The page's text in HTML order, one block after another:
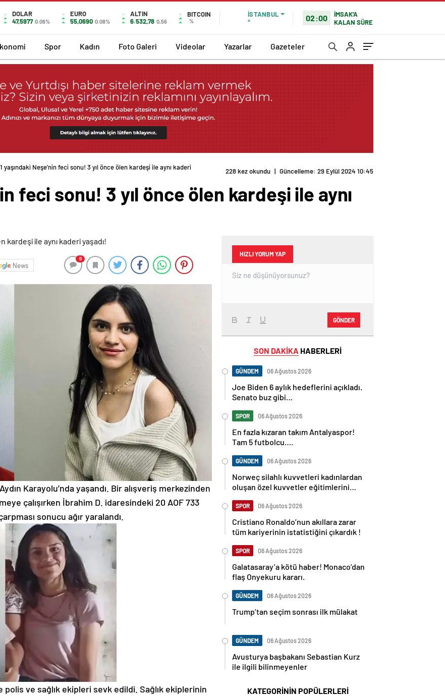
DOLAR
47,5977 0.06%
EURO
55,0690 0.08%
ALTIN
6.532,78 0,56
BITCOIN
%
İSTANBUL
°
02:00
İMSAK'A
KALAN SÜRE
Spor Kadın Foto Galeri Videolar Yazarlar Gazeteler
yaşındaki Neşe’nin feci sonu! 3 yıl önce ölen kardeşi ile aynı kaderi
228 kez okundu | Güncelleme: 29 Eylül 2024 10:45
feci sonu! 3 yıl önce ölen kardeşi ile aynı
News
0
Karayolu’nda yaşandı. Bir alışveriş merkezinden
çalışırken İbrahim D. idaresindeki 20 AOF 733
sonucu ağır yaralandı.
ve sağlık ekipleri sevk edildi. Sağlık ekiplerinin
HIZLI YORUM YAP
GÖNDER
SON DAKİKA HABERLERİ
GÜNDEM 06 Ağustos 2026
Joe Biden 6 aylık hedeflerini açıkladı.
Senato buz gibi…
SPOR 06 Ağustos 2026
En fazla kızaran takım Antalyaspor!
Tam 5 futbolcu….
GÜNDEM 06 Ağustos 2026
Norweç silahlı kuvvetleri kadınlardan
oluşan özel kuvvetler eğitimlerini
SPOR 06 Ağustos 2026
Cristiano Ronaldo’nun akıllara zarar
tüm kariyerinin istatistiğini çıkardık !
SPOR 06 Ağustos 2026
Galatasaray’a kötü haber! Monaco’dan
flaş Onyekuru kararı.
GÜNDEM 06 Ağustos 2026
Trump’tan seçim sonrası ilk mülakat
GÜNDEM 06 Ağustos 2026
Avusturya başbakanı Sebastian Kurz
ile ilgili bilinmeyenler
KATEGORİNİN POPÜLERLERİ